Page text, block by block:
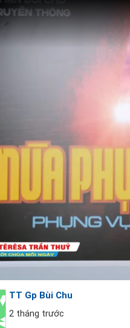
TT Gp Bùi Chu
2 tháng trước